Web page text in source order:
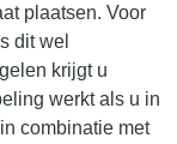
plaatsen. Voor
dit wel
krijgt u
werkt als u in
combinatie met